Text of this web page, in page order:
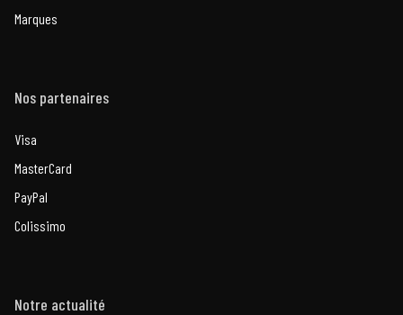
Marques
Nos partenaires
Visa
MasterCard
PayPal
Colissimo
Notre actualité